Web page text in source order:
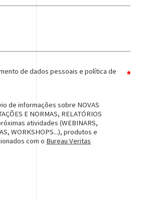
de dados pessoais e política de
de informações sobre NOVAS
E NORMAS, RELATÓRIOS
atividades (WEBINARS,
WORKSHOPS...), produtos e
com o Bureau Veritas